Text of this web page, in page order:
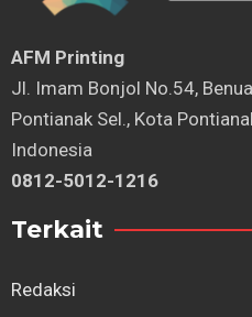
AFM Printing
⁠Jl. Imam Bonjol No.54,
Pontianak Sel., Kota
Indonesia
0812-5012-1216
Terkait
Redaksi